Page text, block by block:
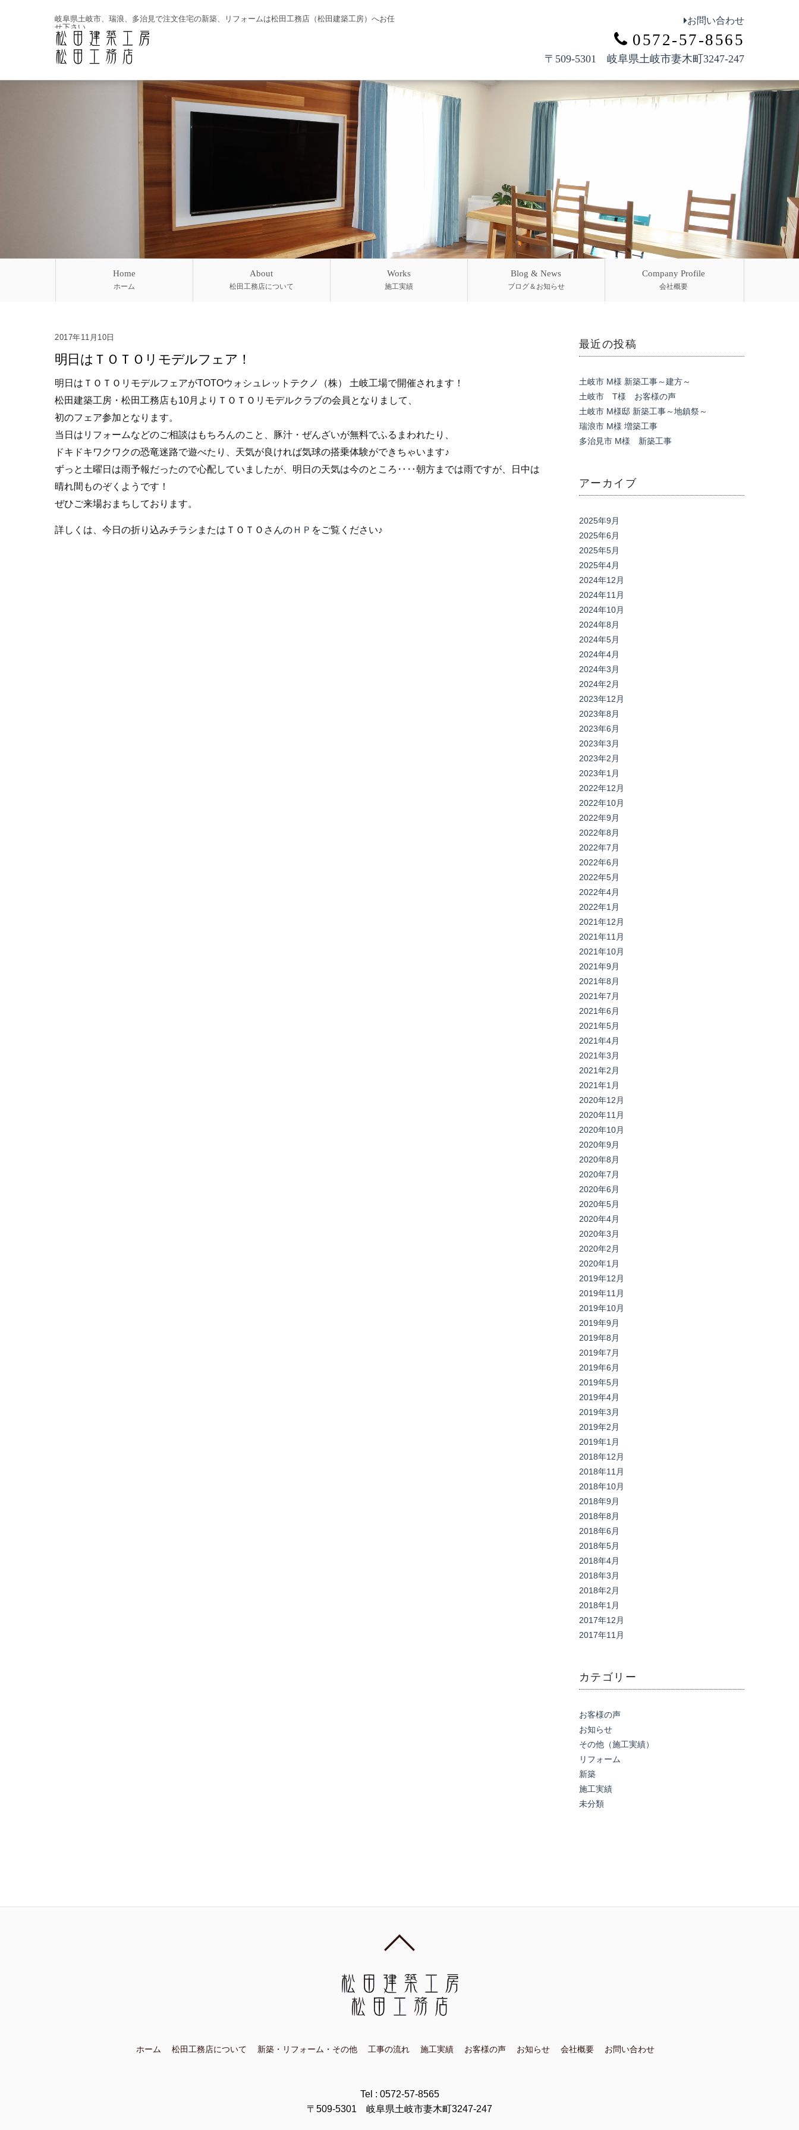
お問い合わせ
0572-57-8565
〒509-5301 岐阜県土岐市妻木町3247-247
岐阜県土岐市、瑞浪、多治見で注文住宅の新築、リフォームは松田工務店（松田建築工房）へお任
せ下さい。
Home
ホーム
About
松田工務店について
Works
施工実績
Blog & News
ブログ＆お知らせ
Company Profile
会社概要
2017年11月10日
明日はＴＯＴＯリモデルフェア！
明日はＴＯＴＯリモデルフェアがTOTOウォシュレットテクノ（株） 土岐工場で開催されます！
松田建築工房・松田工務店も10月よりＴＯＴＯリモデルクラブの会員となりまして、
初のフェア参加となります。
当日はリフォームなどのご相談はもちろんのこと、豚汁・ぜんざいが無料でふるまわれたり、
ドキドキワクワクの恐竜迷路で遊べたり、天気が良ければ気球の搭乗体験ができちゃいます♪
ずっと土曜日は雨予報だったので心配していましたが、明日の天気は今のところ‥‥朝方までは雨ですが、日中は
晴れ間ものぞくようです！
ぜひご来場おまちしております。
詳しくは、今日の折り込みチラシまたはＴＯＴＯさんの ＨＰ をご覧ください♪
最近の投稿
土岐市 M様 新築工事～建方～
土岐市 T様 お客様の声
土岐市 M様邸 新築工事～地鎮祭～
瑞浪市 M様 増築工事
多治見市 M様 新築工事
アーカイブ
2025年9月
2025年6月
2025年5月
2025年4月
2024年12月
2024年11月
2024年10月
2024年8月
2024年5月
2024年4月
2024年3月
2024年2月
2023年12月
2023年8月
2023年6月
2023年3月
2023年2月
2023年1月
2022年12月
2022年10月
2022年9月
2022年8月
2022年7月
2022年6月
2022年5月
2022年4月
2022年1月
2021年12月
2021年11月
2021年10月
2021年9月
2021年8月
2021年7月
2021年6月
2021年5月
2021年4月
2021年3月
2021年2月
2021年1月
2020年12月
2020年11月
2020年10月
2020年9月
2020年8月
2020年7月
2020年6月
2020年5月
2020年4月
2020年3月
2020年2月
2020年1月
2019年12月
2019年11月
2019年10月
2019年9月
2019年8月
2019年7月
2019年6月
2019年5月
2019年4月
2019年3月
2019年2月
2019年1月
2018年12月
2018年11月
2018年10月
2018年9月
2018年8月
2018年6月
2018年5月
2018年4月
2018年3月
2018年2月
2018年1月
2017年12月
2017年11月
カテゴリー
お客様の声
お知らせ
その他（施工実績）
リフォーム
新築
施工実績
未分類
ホーム 松田工務店について 新築・リフォーム・その他 工事の流れ 施工実績 お客様の声 お知らせ 会社概要 お問い合わせ
Tel : 0572-57-8565
〒509-5301 岐阜県土岐市妻木町3247-247